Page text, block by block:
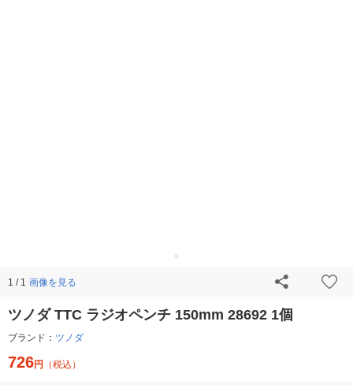
1 / 1 画像を見る
ツノダ TTC ラジオペンチ 150mm 28692 1個
ブランド： ツノダ
726円 （税込）